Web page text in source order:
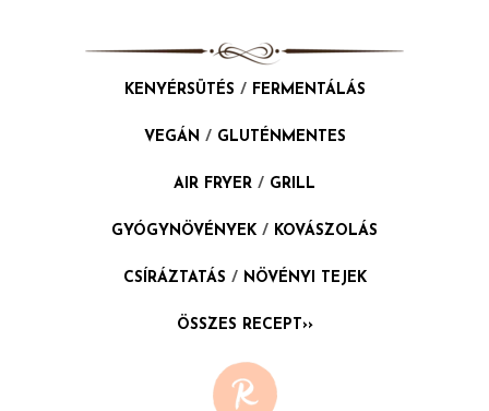
KENYÉRSÜTÉS / FERMENTÁLÁS
VEGÁN / GLUTÉNMENTES
AIR FRYER / GRILL
GYÓGYNÖVÉNYEK / KOVÁSZOLÁS
CSÍRÁZTATÁS / NÖVÉNYI TEJEK
ÖSSZES RECEPT››